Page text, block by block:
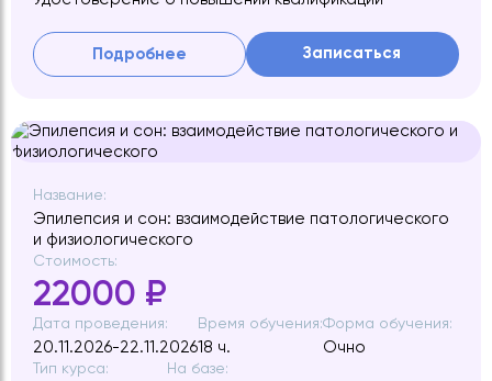
Подробнее Записаться
Название:
Эпилепсия и сон: взаимодействие патологического
и физиологического
Стоимость:
22000 ₽
Дата проведения:
20.11.2026-22.11.2026
Время обучения:
18 ч.
Форма обучения:
Очно
Тип курса: На базе: